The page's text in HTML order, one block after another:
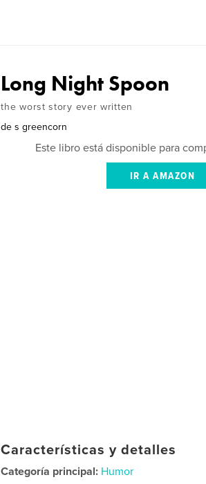
Long Night Spoon
the worst story ever written
de s greencorn
Este libro está disponible para
IR A AMAZON
Características y detalles
Categoría principal: Humor